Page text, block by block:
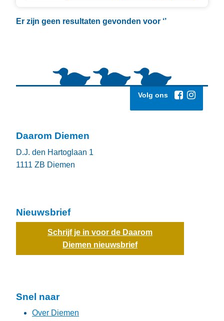
Er zijn geen resultaten gevonden voor ‘’
Volg ons
Daarom Diemen
D.J. den Hartoglaan 1
1111 ZB Diemen
Nieuwsbrief
Schrijf je in voor de Daarom
Diemen nieuwsbrief
Snel naar
Over Diemen